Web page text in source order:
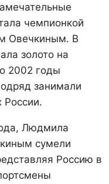
чемпионкой
Овечкиным. В
золото на
2002 годы
занимали
России.
Людмила
сумели
Россию в